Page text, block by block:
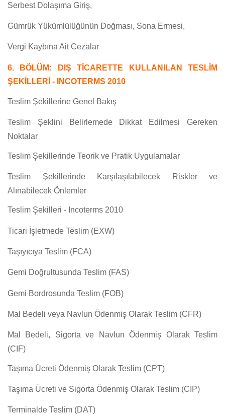
Serbest Dolaşıma Giriş,
Gümrük Yükümlülüğünün Doğması, Sona Ermesi,
Vergi Kaybına Ait Cezalar
6. BÖLÜM: DIŞ TİCARETTE KULLANILAN TESLİM
ŞEKİLLERİ - INCOTERMS 2010
Teslim Şekillerine Genel Bakış
Teslim Şeklini Belirlemede Dikkat Edilmesi Gereken
Noktalar
Teslim Şekillerinde Teorik ve Pratik Uygulamalar
Teslim Şekillerinde Karşılaşılabilecek Riskler ve
Alınabilecek Önlemler
Teslim Şekilleri - Incoterms 2010
Ticari İşletmede Teslim (EXW)
Taşıyıcıya Teslim (FCA)
Gemi Doğrultusunda Teslim (FAS)
Gemi Bordrosunda Teslim (FOB)
Mal Bedeli veya Navlun Ödenmiş Olarak Teslim (CFR)
Mal Bedeli, Sigorta ve Navlun Ödenmiş Olarak Teslim
(CIF)
Taşıma Ücreti Ödenmiş Olarak Teslim (CPT)
Taşıma Ücreti ve Sigorta Ödenmiş Olarak Teslim (CIP)
Terminalde Teslim (DAT)